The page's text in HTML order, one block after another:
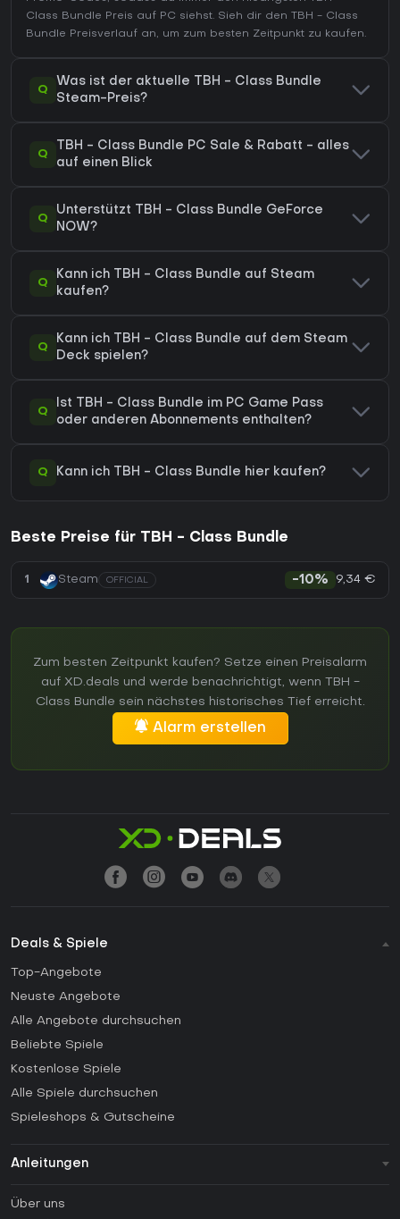
Class Bundle Preis auf PC siehst. Sieh dir den TBH - Class
Bundle Preisverlauf an, um zum besten Zeitpunkt zu kaufen.
Q
Was ist der aktuelle TBH - Class Bundle
Steam-Preis?
Q
TBH - Class Bundle PC Sale & Rabatt - alles
auf einen Blick
Q
Unterstützt TBH - Class Bundle GeForce
NOW?
Q
Kann ich TBH - Class Bundle auf Steam
kaufen?
Q
Kann ich TBH - Class Bundle auf dem Steam
Deck spielen?
Q
Ist TBH - Class Bundle im PC Game Pass
oder anderen Abonnements enthalten?
Q Kann ich TBH - Class Bundle hier kaufen?
Beste Preise für TBH - Class Bundle
1 Steam OFFICIAL -10% 9,34 €
Zum besten Zeitpunkt kaufen? Setze einen Preisalarm
auf XD.deals und werde benachrichtigt, wenn TBH -
Class Bundle sein nächstes historisches Tief erreicht.
Alarm erstellen
Deals & Spiele
Top-Angebote
Neuste Angebote
Alle Angebote durchsuchen
Beliebte Spiele
Kostenlose Spiele
Alle Spiele durchsuchen
Spieleshops & Gutscheine
Anleitungen
Über uns